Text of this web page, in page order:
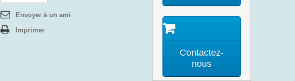
Envoyer à un ami
Imprimer
Contactez-
nous